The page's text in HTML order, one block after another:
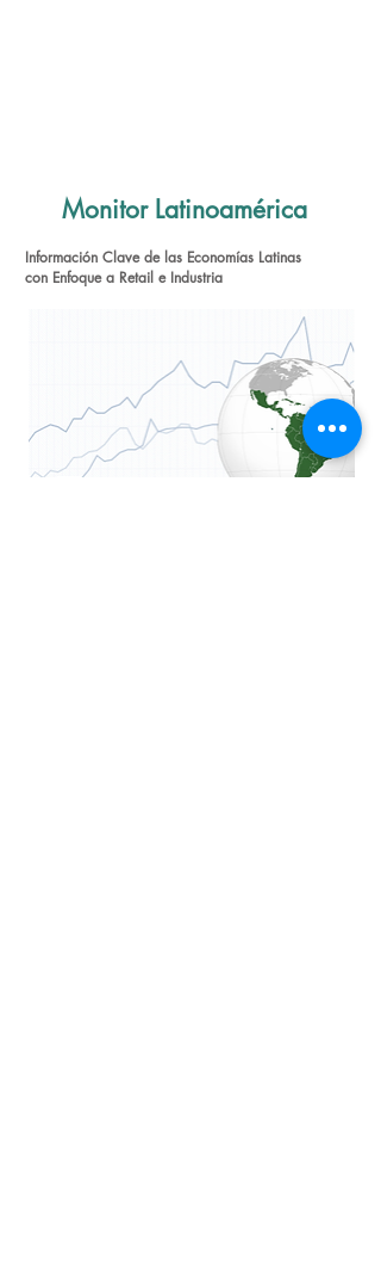
Monitor Latinoamérica
Información Clave de las Economías Latinas
con Enfoque a Retail e Industria